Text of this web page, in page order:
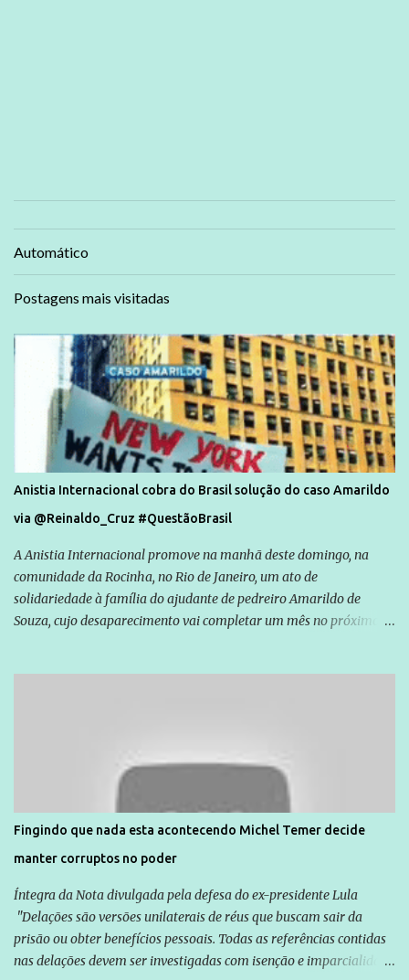
Automático
Postagens mais visitadas
Anistia Internacional cobra do Brasil solução do caso Amarildo
via @Reinaldo_Cruz #QuestãoBrasil
A Anistia Internacional promove na manhã deste domingo, na
comunidade da Rocinha, no Rio de Janeiro, um ato de
solidariedade à família do ajudante de pedreiro Amarildo de
Souza, cujo desaparecimento vai completar um mês no próximo
são vítimas de violência, estão em situação de risco ou têm seus
direitos violados. Leia mais: Anistia Internacional cobra do Brasil
solução do caso Amarildo - Terra Brasil
Fingindo que nada esta acontecendo Michel Temer decide
manter corruptos no poder
Íntegra da Nota divulgada pela defesa do ex-presidente Lula
"Delações são versões unilaterais de réus que buscam sair da
prisão ou obter benefícios pessoais. Todas as referências contidas
nas delações devem ser investigadas com isenção e imparcialidade